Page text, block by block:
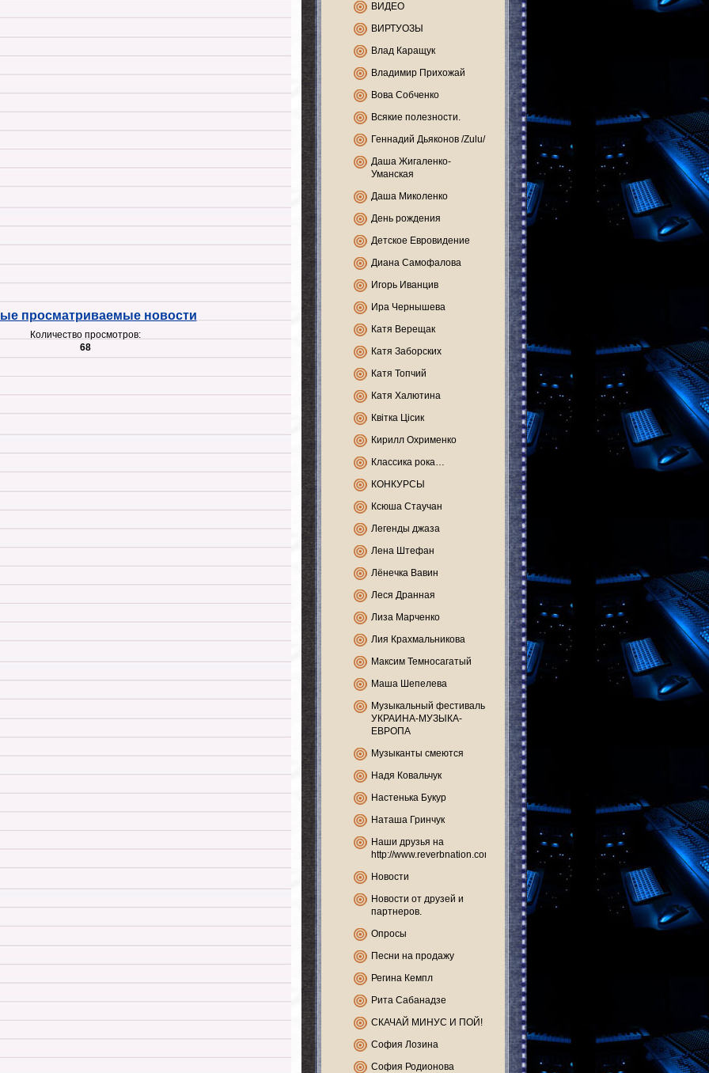
просматриваемые новости
Количество просмотров:
68
ВИДЕО
ВИРТУОЗЫ
Влад Каращук
Владимир Прихожай
Вова Собченко
Всякие полезности.
Геннадий Дьяконов /Zulu/
Даша Жигаленко-
Уманская
Даша Миколенко
День рождения
Детское Евровидение
Диана Самофалова
Игорь Иванцив
Ира Чернышева
Катя Верещак
Катя Заборских
Катя Топчий
Катя Халютина
Квітка Цісик
Кирилл Охрименко
Классика рока…
КОНКУРСЫ
Ксюша Стаучан
Легенды джаза
Лена Штефан
Лёнечка Вавин
Леся Дранная
Лиза Марченко
Лия Крахмальникова
Максим Темносагатый
Маша Шепелева
Музыкальный фестиваль
УКРАИНА-МУЗЫКА-
ЕВРОПА
Музыканты смеются
Надя Ковальчук
Настенька Букур
Наташа Гринчук
Наши друзья на
http://www.reverbnation.com
Новости
Новости от друзей и
партнеров.
Опросы
Песни на продажу
Регина Кемпл
Рита Сабанадзе
СКАЧАЙ МИНУС И ПОЙ!
София Лозина
София Родионова